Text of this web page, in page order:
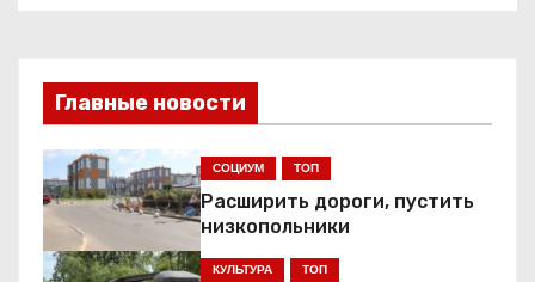
г
а
ц
Главные новости
СОЦИУМ ТОП
Расширить дороги, пустить
низкопольники
КУЛЬТУРА ТОП